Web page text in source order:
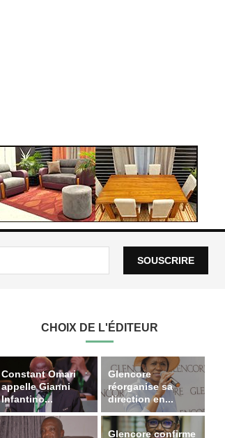
CHOIX DE L'ÉDITEUR
Constant Omari
appelle Gianni
Infantino...
Glencore
réorganise sa
direction en...
Glencore confirme